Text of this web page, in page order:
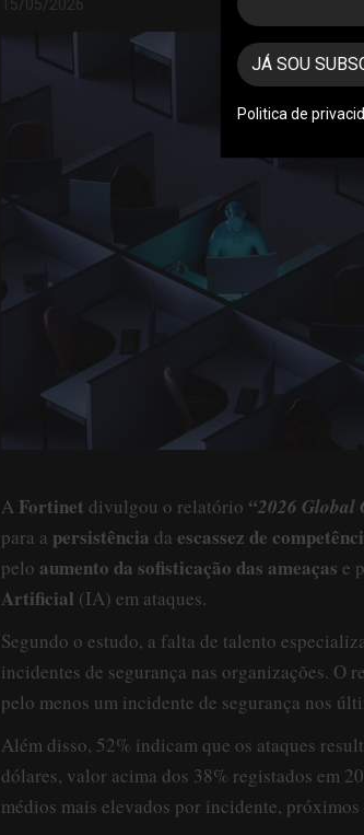
15/05/2026
A Fortinet divulgou o relatório “2026 Global
para a persistência da escassez de
pelo aumento da sofisticação das ameaças e
Artificial (IA) em ataques.
Segundo o estudo, a falta de talento
incidentes de segurança nas organizações. O
pelo menos um incidente de segurança nos
Além disso, 52% indicam que os ataques
dólares, valor acima dos 38% registados em
médios mais elevados por incidente,
JÁ SOU
Politica de